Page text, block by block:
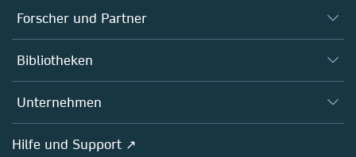
Journals
Bücher
Plattformen
Forscher und Partner
Autor*innen
Herausgeber*innen
Open science
Bibliotheken
Übersicht
Unternehmen
Übersicht
Hilfe und Support ↗